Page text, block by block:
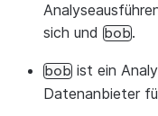
-
id:
templates :
id:
:
sich und bob.
bob ist ein
Datenanbieter